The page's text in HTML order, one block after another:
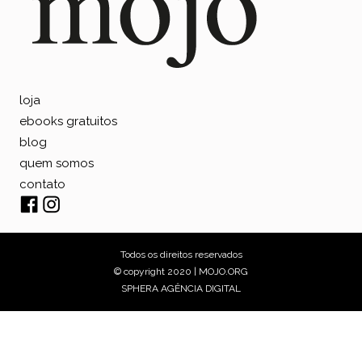
loja
ebooks gratuitos
blog
quem somos
contato
Todos os direitos reservados
© copyright 2020 | MOJO.ORG
SPHERA AGÊNCIA DIGITAL